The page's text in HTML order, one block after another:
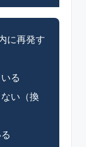
に再発す
る
い（換